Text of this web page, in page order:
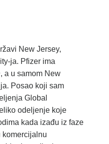
New Jersey,
ja. Pfizer ima
a u samom New
Posao koji sam
Global
odeljenje koje
kada izađu iz faze
komercijalnu